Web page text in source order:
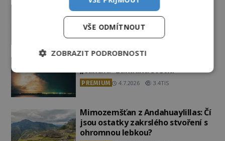
Podivné události roku 2023: Jsou
Američané v obležení UFO?
PREMIUM 27.7.2026
„tančila“ záhadná světla
PREMIUM 4.7.2026 3.4TIS
Mimozemšťan z Andahuaylillas: Čí
jsou ostatky zakrslého stvoření s
ohromnou lebkou?
VŠE ODMÍTNOUT
ZOBRAZIT PODROBNOSTI